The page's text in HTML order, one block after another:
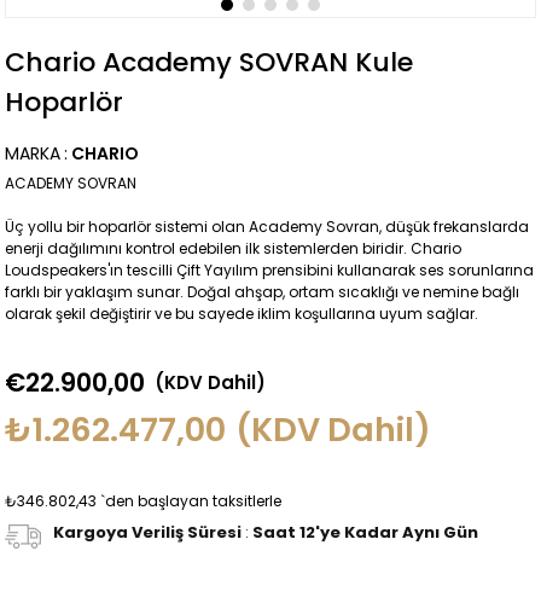
Chario Academy SOVRAN Kule
Hoparlör
MARKA: CHARIO
ACADEMY SOVRAN
Üç yollu bir hoparlör sistemi olan Academy Sovran, düşük frekanslarda
enerji dağılımını kontrol edebilen ilk sistemlerden biridir. Chario
Loudspeakers'ın tescilli Çift Yayılım prensibini kullanarak ses sorunlarına
farklı bir yaklaşım sunar. Doğal ahşap, ortam sıcaklığı ve nemine bağlı
olarak şekil değiştirir ve bu sayede iklim koşullarına uyum sağlar.
€22.900,00 (KDV Dahil)
₺1.262.477,00 (KDV Dahil)
₺346.802,43 `den başlayan taksitlerle
Kargoya Veriliş Süresi : Saat 12'ye Kadar Aynı Gün